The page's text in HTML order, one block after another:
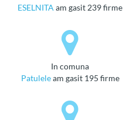
ESELNITA am gasit 239 firme
in comuna
Patuleleam gasit 195 firme